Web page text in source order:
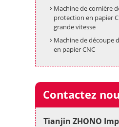
Machine de cornière
protection en papier
grande vitesse
Machine de découpe
en papier CNC
Contactez
Tianjin ZHONO